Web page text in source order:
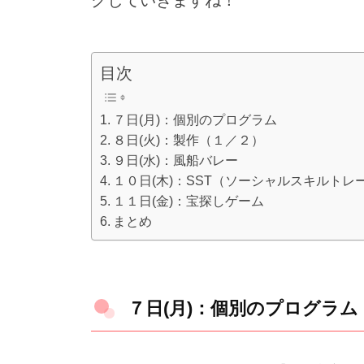
目次
７日(月)：個別のプログラム
８日(火)：製作（１／２）
９日(水)：風船バレー
１０日(木)：SST（ソーシャルスキルトレ
１１日(金)：宝探しゲーム
まとめ
７日(月)：個別のプログラム